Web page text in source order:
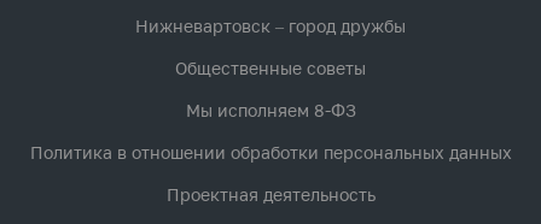
Нижневартовск – город дружбы
Общественные советы
Мы исполняем 8-ФЗ
Политика в отношении обработки персональных данных
Проектная деятельность